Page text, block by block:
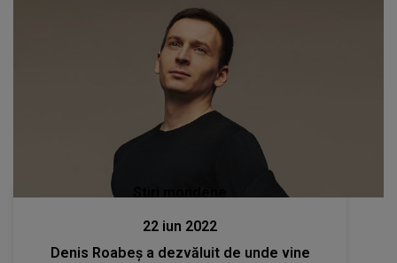
22 iun 2022
Denis Roabeș a dezvăluit de unde vine